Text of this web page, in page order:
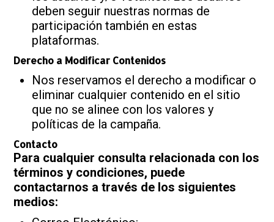
deben seguir nuestras normas de
participación también en estas
plataformas.
Derecho a Modificar Contenidos
Nos reservamos el derecho a modificar o
eliminar cualquier contenido en el sitio
que no se alinee con los valores y
políticas de la campaña.
Contacto
Para cualquier consulta relacionada con los
términos y condiciones, puede
contactarnos a través de los siguientes
medios: